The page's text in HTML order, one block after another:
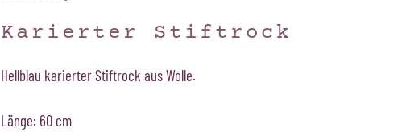
Karierter Stiftrock
Hellblau karierter Stiftrock aus Wolle.
Länge: 60 cm